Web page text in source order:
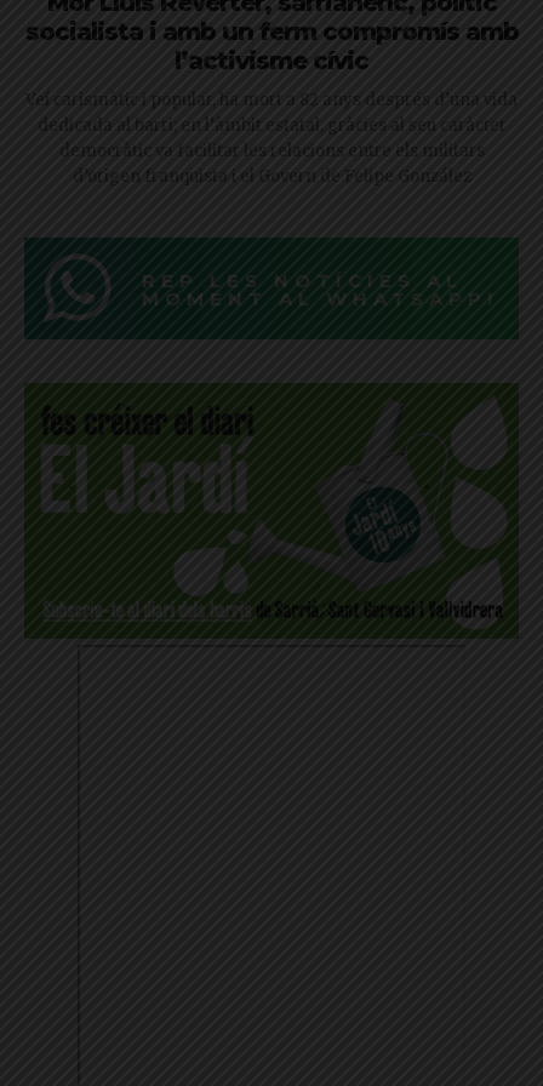
socialista i amb un ferm compromís amb
l’activisme cívic
Veí carismàtic i popular, ha mort a 82 anys després d’una vida
dedicada al barri; en l’àmbit estatal, gràcies al seu caràcter
democràtic va facilitar les relacions entre els militars
d’origen franquista i el Govern de Felipe González
REP LES NOTÍCIES AL
MOMENT AL WHATSAPP!